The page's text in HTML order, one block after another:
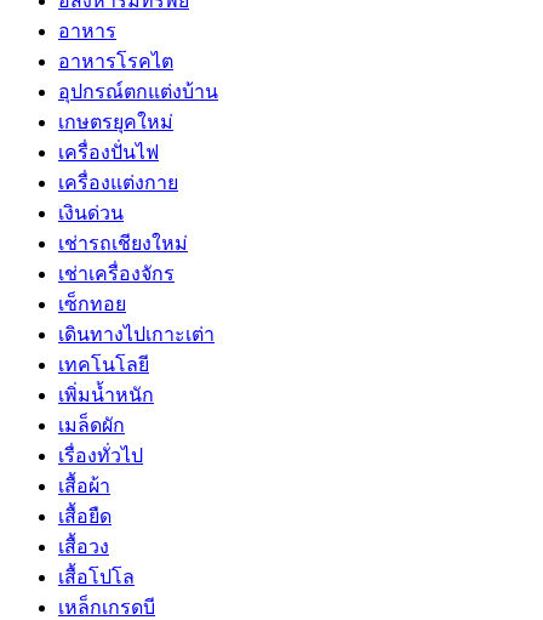
อาหาร
อาหารโรคไต
อุปกรณ์ตกแต่งบ้าน
เกษตรยุคใหม่
เครื่องปั่นไฟ
เครื่องแต่งกาย
เงินด่วน
เช่ารถเชียงใหม่
เช่าเครื่องจักร
เซ็กทอย
เดินทางไปเกาะเต่า
เทคโนโลยี
เพิ่มน้ำหนัก
เมล็ดผัก
เรื่องทั่วไป
เสื้อผ้า
เสื้อยืด
เสื้อวง
เสื้อโปโล
เหล็กเกรดบี